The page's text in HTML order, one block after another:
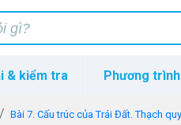
& kiểm tra Phương
Bài 7. Cấu trúc của Trái Đất. Thạch